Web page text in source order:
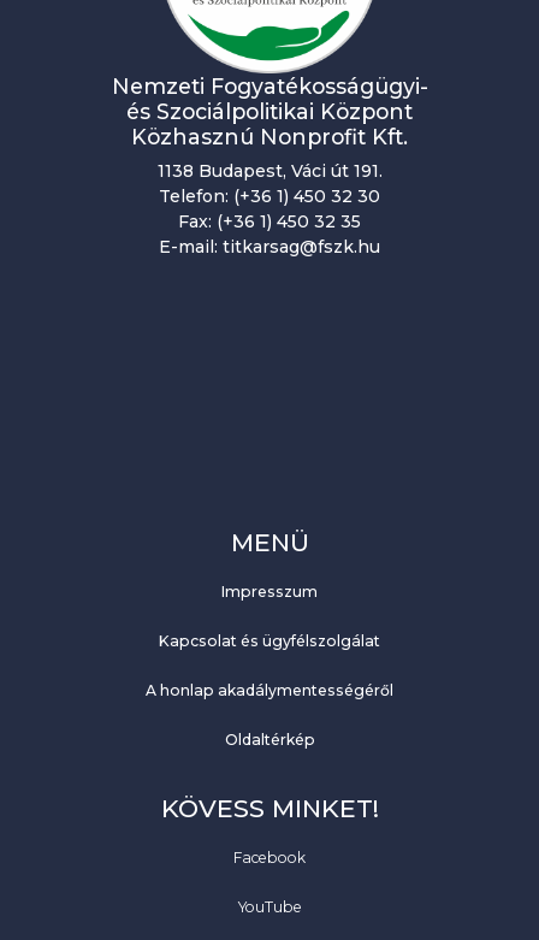
Nemzeti Fogyatékosságügyi-
és Szociálpolitikai Központ
Közhasznú Nonprofit Kft.
1138 Budapest, Váci út 191.
Telefon: (+36 1) 450 32 30
Fax: (+36 1) 450 32 35
E-mail: titkarsag@fszk.hu
MENÜ
Impresszum
Kapcsolat és ügyfélszolgálat
A honlap akadálymentességéről
Oldaltérkép
KÖVESS MINKET!
Facebook
YouTube